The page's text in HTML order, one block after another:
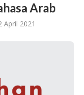
Arab
April 2021